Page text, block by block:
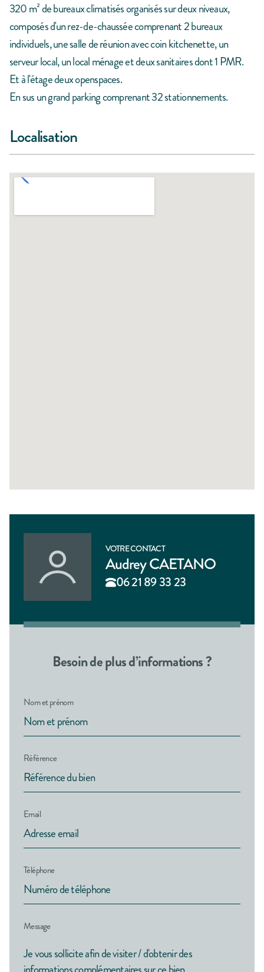
320 m² de bureaux climatisés organisés sur deux niveaux,
composés d'un rez-de-chaussée comprenant 2 bureaux
individuels, une salle de réunion avec coin kitchenette, un
serveur local, un local ménage et deux sanitaires dont 1 PMR.
Et à l'étage deux openspaces.
En sus un grand parking comprenant 32 stationnements.
Localisation
VOTRE CONTACT
Audrey CAETANO
06 21 89 33 23
Besoin de plus d’informations ?
Nom et prénom
Référence
Email
Téléphone
Message